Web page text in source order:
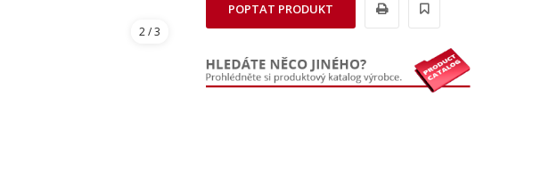
2/ 3
POPTAT PRODUKT